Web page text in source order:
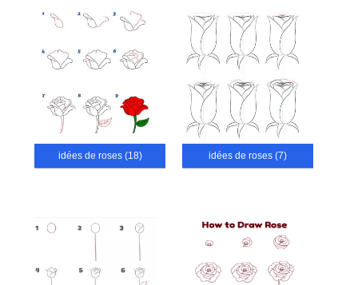
idées de roses (18) idées de roses (7)